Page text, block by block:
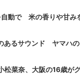
動で 米の香りや甘み
あるサウンド ヤマハ
松菜奈、大阪の16歳